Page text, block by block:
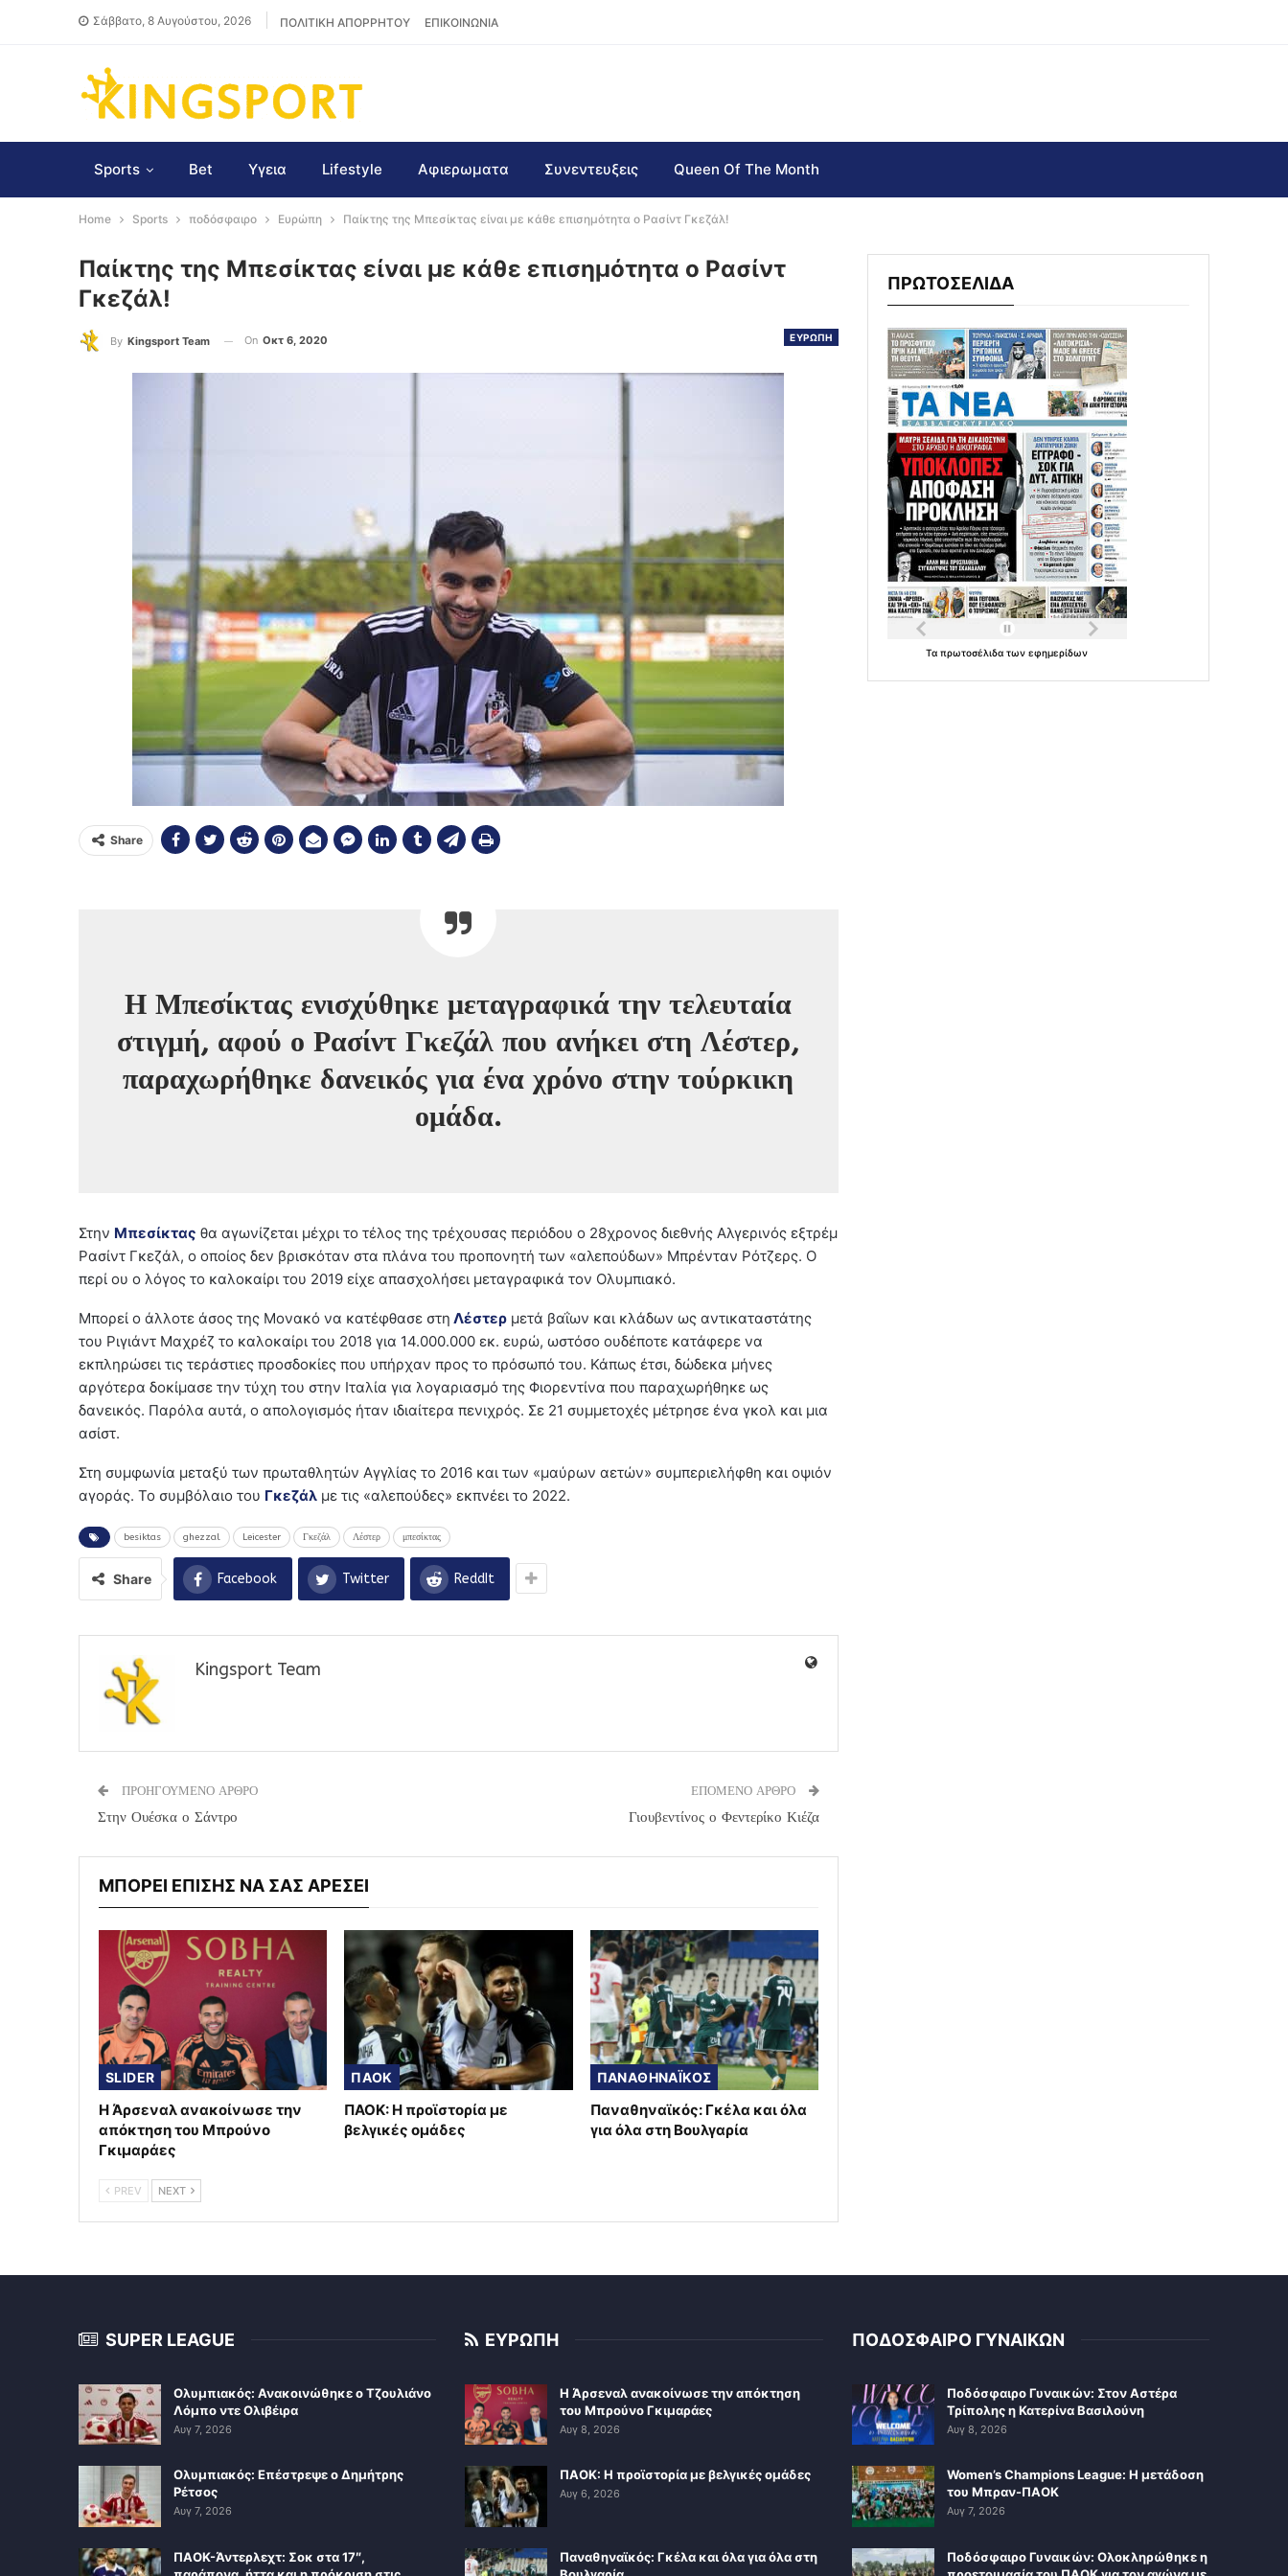
Σάββατο, 8 Αυγούστου, 2026 ΠΟΛΙΤΙΚΗ ΑΠΟΡΡΗΤΟΥ ΕΠΙΚΟΙΝΩΝΙΑ
Sports Bet Υγεια Lifestyle Αφιερωματα Συνεντευξεις Queen Of The Month
Home Sports ποδόσφαιρο Ευρώπη Παίκτης της Μπεσίκτας είναι με κάθε επισημότητα ο Ρασίντ Γκεζάλ!
Παίκτης της Μπεσίκτας είναι με κάθε επισημότητα ο Ρασίντ
Γκεζάλ!
ΕΥΡΩΠΗ
By Kingsport Team On Οκτ 6, 2020
Share
Η Μπεσίκτας ενισχύθηκε μεταγραφικά την τελευταία
στιγμή, αφού ο Ρασίντ Γκεζάλ που ανήκει στη Λέστερ,
παραχωρήθηκε δανεικός για ένα χρόνο στην τούρκικη
ομάδα.
Στην Μπεσίκτας θα αγωνίζεται μέχρι το τέλος της τρέχουσας περιόδου ο 28χρονος διεθνής Αλγερινός εξτρέμ
Ρασίντ Γκεζάλ, ο οποίος δεν βρισκόταν στα πλάνα του προπονητή των «αλεπούδων» Μπρένταν Ρότζερς. Ο
περί ου ο λόγος το καλοκαίρι του 2019 είχε απασχολήσει μεταγραφικά τον Ολυμπιακό.
Μπορεί ο άλλοτε άσος της Μονακό να κατέφθασε στη Λέστερ μετά βαΐων και κλάδων ως αντικαταστάτης
του Ριγιάντ Μαχρέζ το καλοκαίρι του 2018 για 14.000.000 εκ. ευρώ, ωστόσο ουδέποτε κατάφερε να
εκπληρώσει τις τεράστιες προσδοκίες που υπήρχαν προς το πρόσωπό του. Κάπως έτσι, δώδεκα μήνες
αργότερα δοκίμασε την τύχη του στην Ιταλία για λογαριασμό της Φιορεντίνα που παραχωρήθηκε ως
δανεικός. Παρόλα αυτά, ο απολογισμός ήταν ιδιαίτερα πενιχρός. Σε 21 συμμετοχές μέτρησε ένα γκολ και μια
ασίστ.
Στη συμφωνία μεταξύ των πρωταθλητών Αγγλίας το 2016 και των «μαύρων αετών» συμπεριελήφθη και οψιόν
αγοράς. Το συμβόλαιο του Γκεζάλ με τις «αλεπούδες» εκπνέει το 2022.
besiktas ghezzal Leicester Γκεζάλ Λέστερ μπεσίκτας
Share Facebook Twitter ReddIt
Kingsport Team
ΠΡΟΗΓΟΥΜΕΝΟ ΑΡΘΡΟ
Στην Ουέσκα ο Σάντρο
ΕΠΟΜΕΝΟ ΑΡΘΡΟ
Γιουβεντίνος ο Φεντερίκο Κιέζα
ΜΠΟΡΕΙ ΕΠΙΣΗΣ ΝΑ ΣΑΣ ΑΡΕΣΕΙ
SLIDER
Η Άρσεναλ ανακοίνωσε την
απόκτηση του Μπρούνο
Γκιμαράες
ΠΑΟΚ
ΠΑΟΚ: Η προϊστορία με
βελγικές ομάδες
ΠΑΝΑΘΗΝΑΪΚΟΣ
Παναθηναϊκός: Γκέλα και όλα
για όλα στη Βουλγαρία
PREV NEXT
ΠΡΩΤΟΣΕΛΙΔΑ
Ταπρωτοσέλιδατωνεφημερίδων
SUPER LEAGUE
Ολυμπιακός: Ανακοινώθηκε ο Τζουλιάνο
Λόμπο ντε Ολιβέιρα
Αυγ 7, 2026
Ολυμπιακός: Επέστρεψε ο Δημήτρης
Ρέτσος
Αυγ 7, 2026
ΠΑΟΚ-Άντερλεχτ: Σοκ στα 17″,
ΕΥΡΩΠΗ
Η Άρσεναλ ανακοίνωσε την απόκτηση
του Μπρούνο Γκιμαράες
Αυγ 8, 2026
ΠΑΟΚ: Η προϊστορία με βελγικές ομάδες
Αυγ 6, 2026
Παναθηναϊκός: Γκέλα και όλα για όλα στη
ΠΟΔΟΣΦΑΙΡΟ ΓΥΝΑΙΚΩΝ
Ποδόσφαιρο Γυναικών: Στον Αστέρα
Τρίπολης η Κατερίνα Βασιλούνη
Αυγ 8, 2026
Women’s Champions League: Η μετάδοση
του Μπραν-ΠΑΟΚ
Αυγ 7, 2026
Ποδόσφαιρο Γυναικών: Ολοκληρώθηκε η